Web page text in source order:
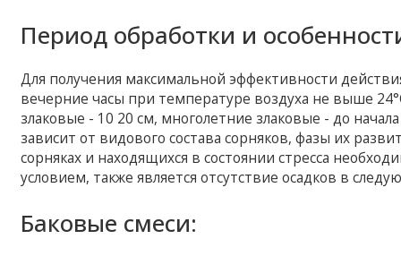
Период обработки и
Для получения максимальной эффективности
вечерние часы при температуре воздуха не выше
злаковые - 10 20 см, многолетние злаковые - до
зависит от видового состава сорняков, фазы их
сорняках и находящихся в состоянии стресса
условием, также является отсутствие осадков в
Баковые смеси: